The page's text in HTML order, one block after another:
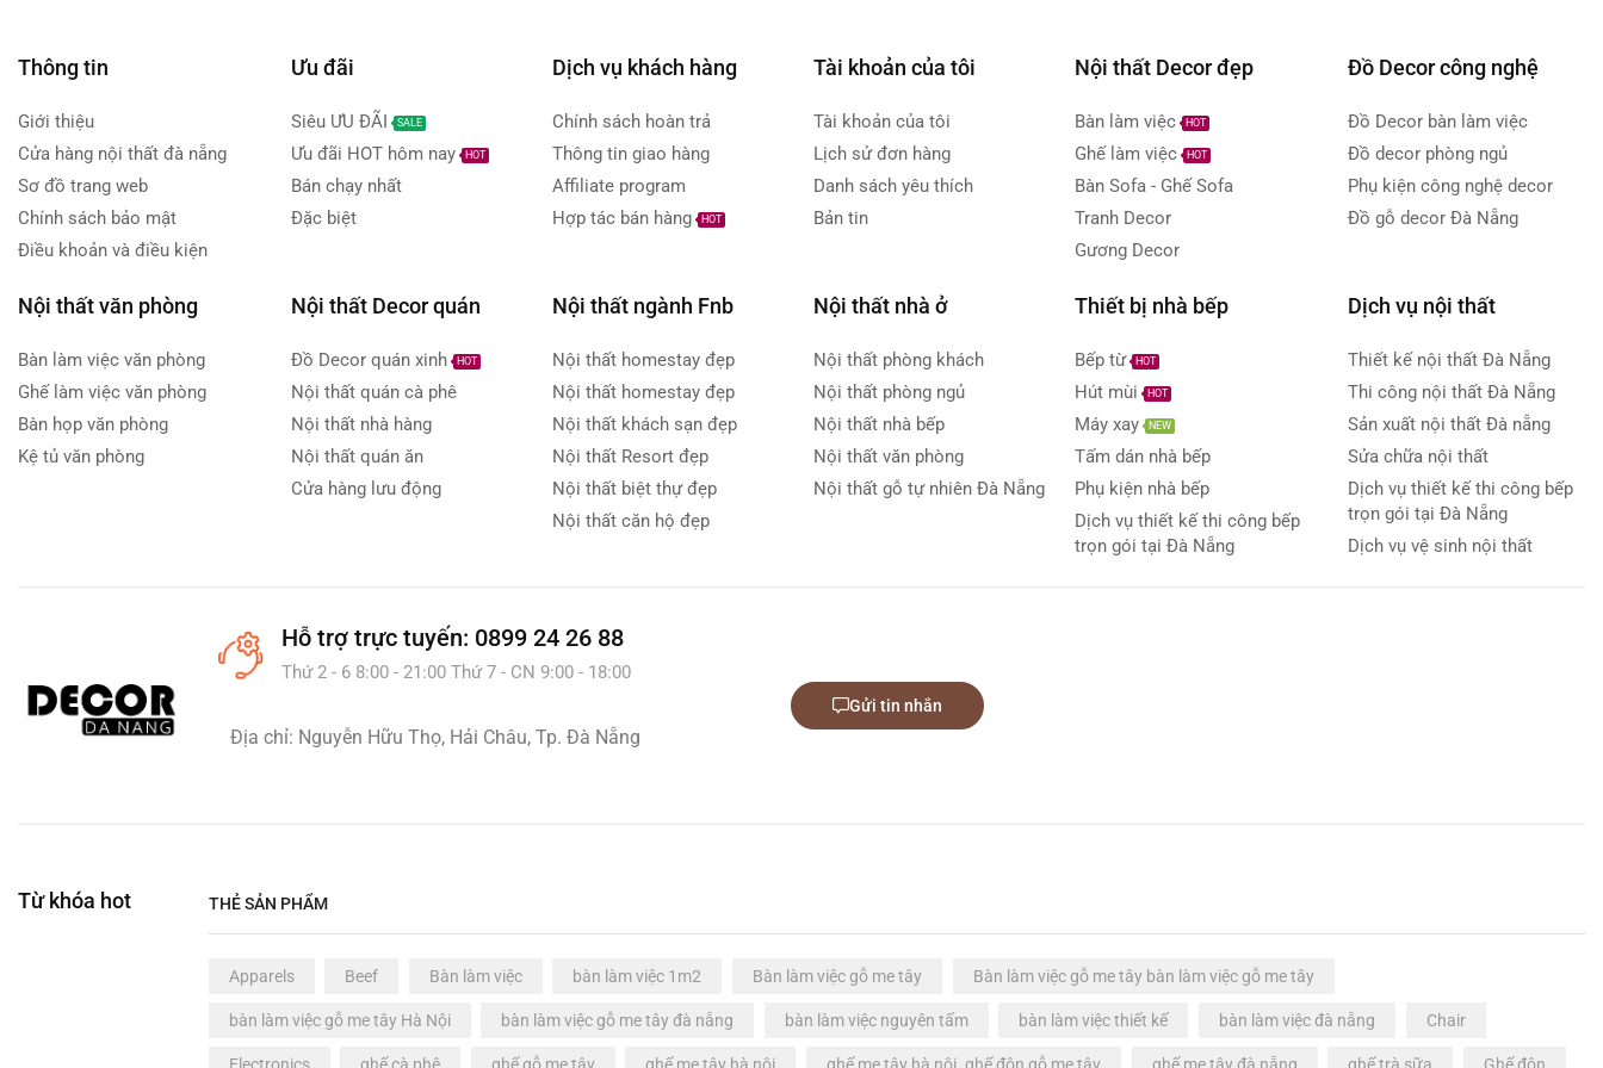
Sofa da (0)
Tủ tivi (0)
Phòng ngủ
Bàn trang điểm
(0)
Giường ngủ (0)
Tủ âm tường
(0)
Tủ áo (0)
Tủ đầu giường (0)
Tủ hộc kéo
(0)
Phụ kiện công nghệ
Máy hút bụi (0)
Nồi lẩu & Bếp lẩu
(0)
Tiện ích sắp xếp (0)
Kệ kê màn hình máy tính gỗ me tây
kệ máy tính Setup góc làm việc
Store Television Tupperwear
Đồ decor góc làm việc
đôn ghỗ me tây cạnh họa tiết
đôn gỗ me tây cạnh sóng biển
Thông tin
Giới thiệu
Cửa hàng nội thất đà nẵng
Sơ đồ trang web
Chính sách bảo mật
Điều khoản và điều kiện
Ưu đãi
Siêu ƯU ĐÃI SALE
Ưu đãi HOT hôm nay HOT
Bán chạy nhất
Đặc biệt
Dịch vụ khách hàng
Chính sách hoàn trả
Thông tin giao hàng
Affiliate program
Hợp tác bán hàng
HOT
Tài khoản của tôi
Tài khoản của tôi
Lịch sử đơn hàng
Danh sách yêu thích
Bản tin
Nội thất Decor đẹp
Bàn làm việc HOT
Ghế làm việc HOT
Bàn Sofa - Ghế Sofa
Tranh Decor
Gương Decor
Đồ Decor công nghệ
Đồ Decor bàn làm việc
Đồ decor phòng ngủ
Phụ kiện công nghệ decor
Đồ gỗ decor Đà Nẵng
Nội thất văn phòng
Bàn làm việc văn phòng
Ghế làm việc văn phòng
Bàn họp văn phòng
Kệ tủ văn phòng
Nội thất Decor quán
Đồ Decor quán xinh HOT
Nội thất quán cà phê
Nội thất nhà hàng
Nội thất quán ăn
Cửa hàng lưu động
Nội thất ngành Fnb
Nội thất homestay đẹp
Nội thất homestay đẹp
Nội thất khách sạn đẹp
Nội thất Resort đẹp
Nội thất biệt thự đẹp
Nội thất căn hộ đẹp
Nội thất nhà ở
Nội thất phòng khách
Nội thất phòng ngủ
Nội thất nhà bếp
Nội thất văn phòng
Nội thất gỗ tự nhiên Đà Nẵng
Thiết bị nhà bếp
Bếp từ HOT
Hút mùi HOT
Máy xay NEW
Tấm dán nhà bếp
Phụ kiện nhà bếp
Dịch vụ thiết kế thi công bếp
trọn gói tại Đà Nẵng
Dịch vụ nội thất
Thiết kế nội thất Đà Nẵng
Thi công nội thất Đà Nẵng
Sản xuất nội thất Đà nẵng
Sửa chữa nội thất
Dịch vụ thiết kế thi công bếp
trọn gói tại Đà Nẵng
Dịch vụ vệ sinh nội thất
Hỗ trợ trực tuyến: 0899 24 26 88
Thứ 2 - 6 8:00 - 21:00 Thứ 7 - CN 9:00 - 18:00
Địa chỉ: Nguyễn Hữu Thọ, Hải Châu, Tp. Đà Nẵng
Gửi tin nhắn
Từ khóa hot THẺ SẢN PHẨM
Apparels Beef Bàn làm việc bàn làm việc 1m2 Bàn làm việc gỗ me tây Bàn làm việc gỗ me tây bàn làm việc gỗ me tây
bàn làm việc gỗ me tây Hà Nội bàn làm việc gỗ me tây đà nẵng bàn làm việc nguyên tấm bàn làm việc thiết kế bàn làm việc đà nẵng Chair